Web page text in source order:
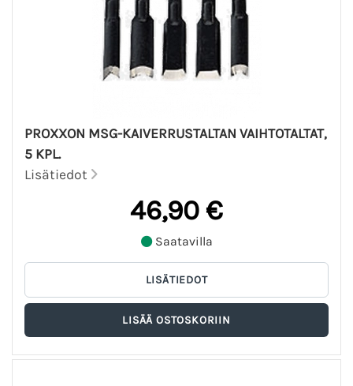
PROXXON MSG-KAIVERRUSTALTAN VAIHTOTALTAT,
5 KPL.
Lisätiedot
46,90 €
Saatavilla